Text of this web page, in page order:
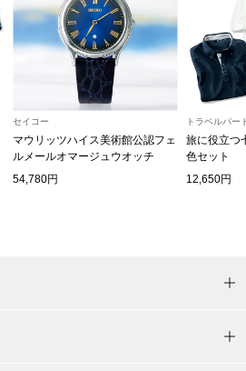
すべて見る
その他
その他
セイコー
マウリッツハイス美術館公認フェ
ルメールオマージュウオッチ
54,780円
トラベルパー
旅に役立つ
色セット
12,650円